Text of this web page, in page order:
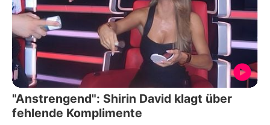
"Anstrengend": Shirin David klagt über
fehlende Komplimente